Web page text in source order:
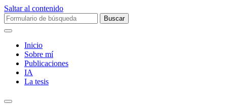
Saltar al contenido
Buscar:
Inicio
Sobre mí­
Publicaciones
IA
La tesis
Alternar